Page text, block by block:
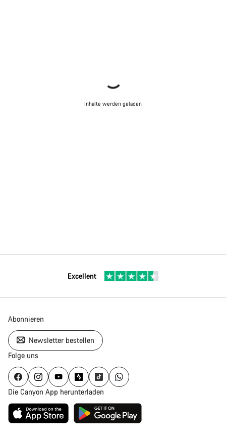
Inhalte werden geladen
Excellent
Abonnieren
Newsletter bestellen
Folge uns
Die Canyon App herunterladen